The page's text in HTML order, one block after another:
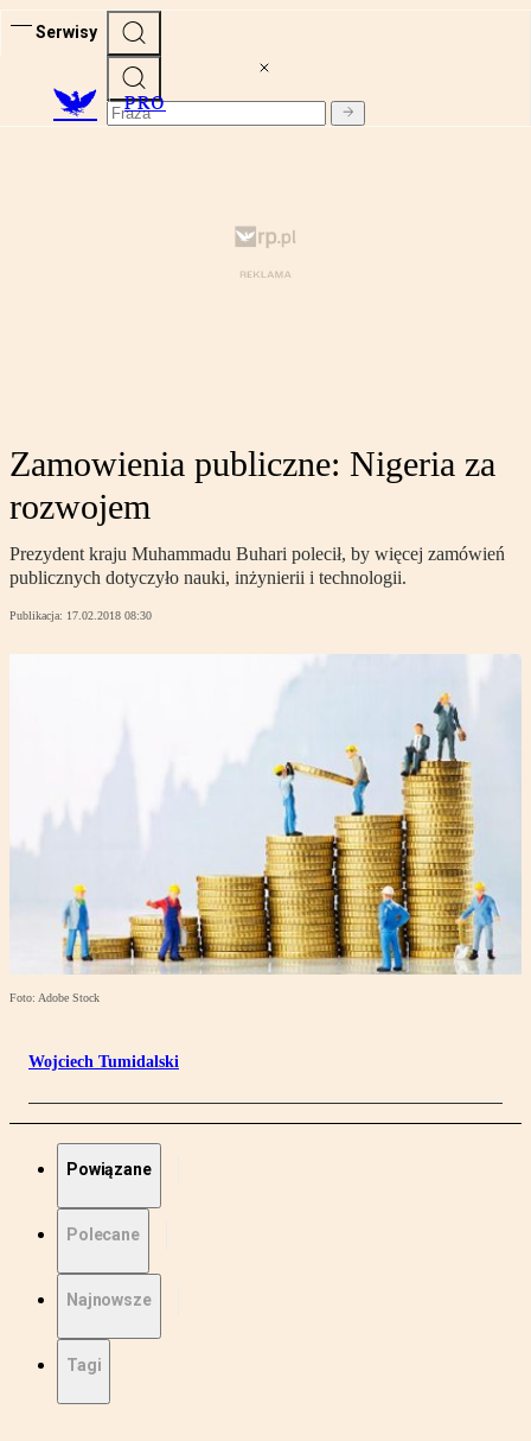
Serwisy
PRO
Zamowienia publiczne: Nigeria za
rozwojem
Prezydent kraju Muhammadu Buhari polecił, by więcej zamówień
publicznych dotyczyło nauki, inżynierii i technologii.
Publikacja: 17.02.2018 08:30
Foto: Adobe Stock
Wojciech Tumidalski
Powiązane
Polecane
Najnowsze
Tagi